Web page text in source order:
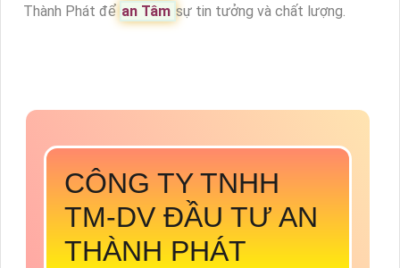
Thành Phát để an Tâm sự tin tưởng và chất lượng.
CÔNG TY TNHH
TM-DV ĐẦU TƯ AN
THÀNH PHÁT